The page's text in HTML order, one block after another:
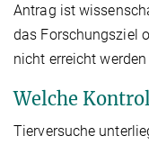
Antrag ist
das Forschungsziel
nicht erreicht werden
Welche
Tierversuche